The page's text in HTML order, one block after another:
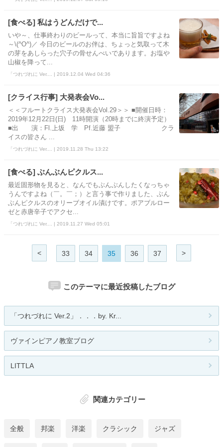
[食べる] 私はうどんだけで...
いや～、仕事終わりのビールって、本当に旨旨ですよね
～\(^O^)／ 今日のビールのお伴は、ちょっと気取って木
の芽をあしらった穴子の骨せんべいであります。お塩や
山椒を降って...
「つれづれに Ver.... | 2019.12.04 Wed 04:36
[クライス行事] 大発表会Vo...
＜＜フルートクライス大発表会Vol.29＞＞ ■開催日時：
2019年12月22日(日) 11時開演（20時までに終演予定）
■出 演：Fl.上坂 学 Pf.近藤 盟子 クラ
イスの皆さん ...
「つれづれに Ver.... | 2019.11.28 Thu 13:22
[食べる] ぶんぶんピクルス...
最近固形物を見ると、なんでもぶんぶんしたくなっちゃ
うんですよね（￣。￣；）と言う事で作りました、ぶん
ぶんピクルスのオリーブオイル漬けです。ポアブルロー
ゼと赤唐辛子でアクセ...
「つれづれに Ver.... | 2019.11.27 Wed 05:01
< 33 34 35 36 37 >
このテーマに最近投稿したブログ
「つれづれに Ver.2」．．．by. Kr...
ヴァインピアノ教室ブログ
LITTLA
関連カテゴリー
全般 邦楽 洋楽 クラシック ジャズ